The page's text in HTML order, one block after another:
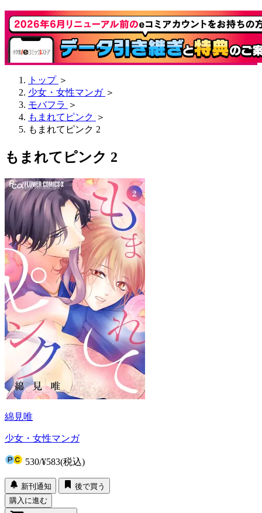
トップ ＞
少女・女性マンガ ＞
モバフラ ＞
もまれてピンク ＞
もまれてピンク 2
もまれてピンク 2
綿見唯
少女・女性マンガ
530/¥583(税込)
新刊通知
後で買う
購入に進む